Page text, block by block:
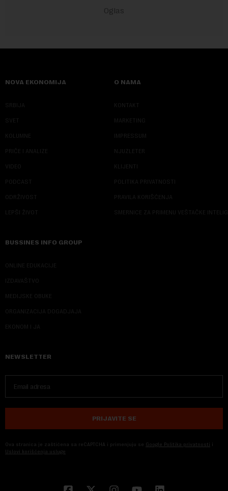
NOVA EKONOMIJA
SRBIJA
SVET
KOLUMNE
PRIČE I ANALIZE
VIDEO
PODCAST
ODRŽIVOST
LEPŠI ŽIVOT
O NAMA
KONTAKT
MARKETING
IMPRESSUM
NJUZLETER
KLIJENTI
POLITIKA PRIVATNOSTI
PRAVILA KORIŠĆENJA
SMERNICE ZA PRIMENU VEŠTAČKE
BUSSINES INFO GROUP
ONLINE EDUKACIJE
IZDAVAŠTVO
MEDIJSKE OBUKE
ORGANIZACIJA DOGADJAJA
EKONOM I JA
NEWSLETTER
PRIJAVITE SE
Ova stranica je zaštićena sa reCAPTCHA i primenjuju se Google Politika privatnosti i
Uslovi korišćenja usluge